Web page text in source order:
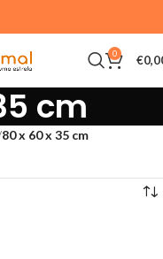
0 €
cm
80 x 60 x 35 cm